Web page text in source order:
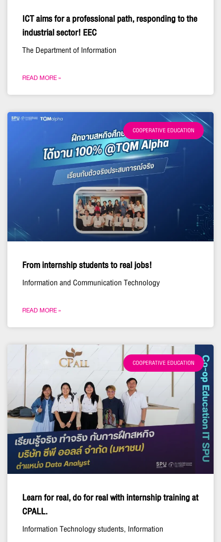
ICT aims for a professional path, responding to the
industrial sector! EEC
The Department of Information
READ MORE »
COOPERATIVE EDUCATION
From internship students to real jobs!
Information and Communication Technology
READ MORE »
COOPERATIVE EDUCATION
Learn for real, do for real with internship training at
CPALL.
Information Technology students, Information